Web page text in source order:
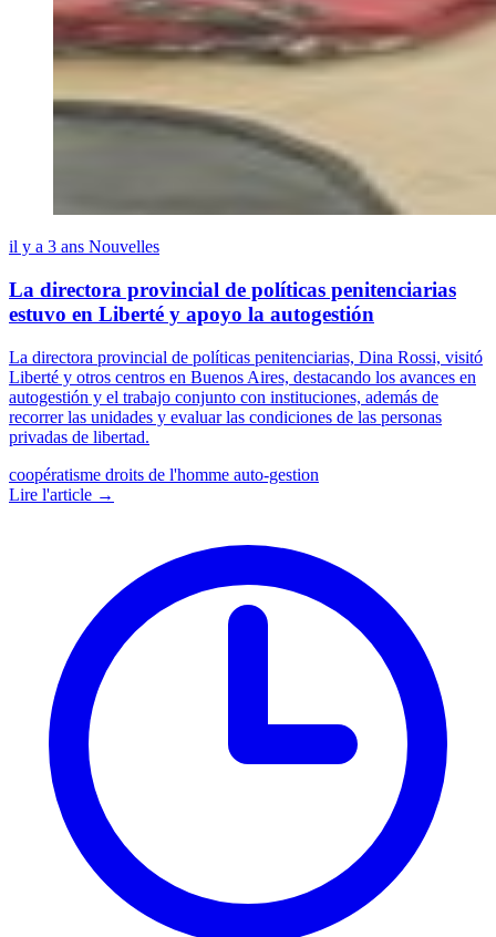
il y a 3 ans Nouvelles
La directora provincial de políticas penitenciarias
estuvo en Liberté y apoyo la autogestión
La directora provincial de políticas penitenciarias, Dina Rossi, visitó
Liberté y otros centros en Buenos Aires, destacando los avances en
autogestión y el trabajo conjunto con instituciones, además de
recorrer las unidades y evaluar las condiciones de las personas
privadas de libertad.
coopératisme droits de l'homme auto-gestion
Lire l'article →